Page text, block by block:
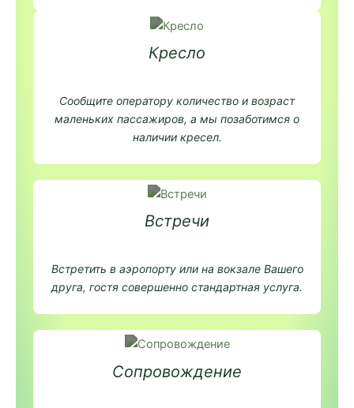
Кресло
Сообщите оператору количество и возраст
маленьких пассажиров, а мы позаботимся о
наличии кресел.
Встречи
Встретить в аэропорту или на вокзале Вашего
друга, гостя совершенно стандартная услуга.
Сопровождение